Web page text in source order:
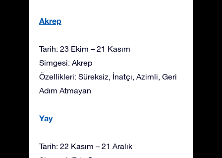
Akrep
Tarih: 23 Ekim – 21 Kasım
Simgesi: Akrep
Özellikleri: Süreksiz, İnatçı, Azimli, Geri
Adım Atmayan
Yay
Tarih: 22 Kasım – 21 Aralık